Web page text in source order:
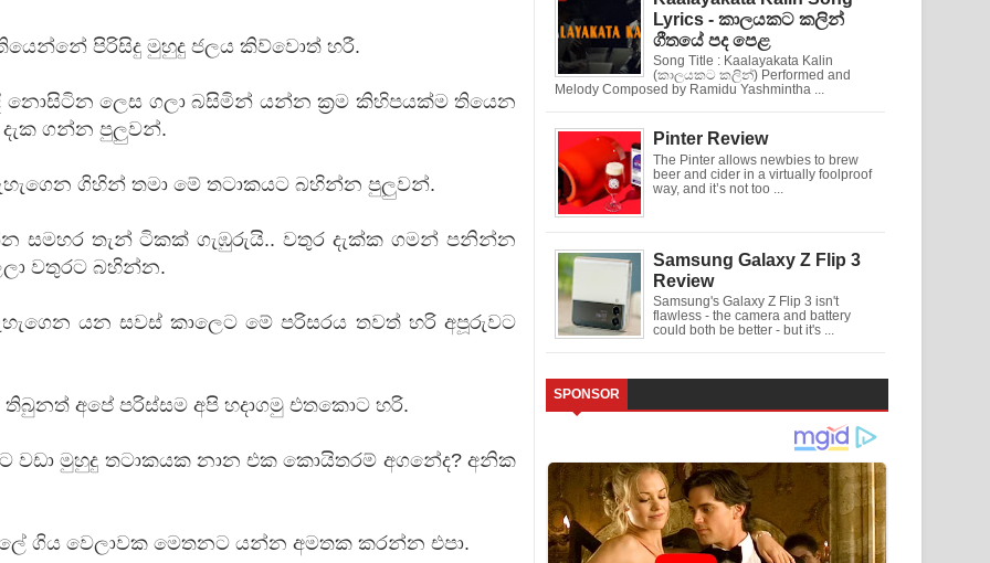
පද පෙළ
පිරිසිදු මුහුදු ජලය කිව්වොත් හරී.
නොසිටින ලෙස ගලා බසිමින් යන්න ක්‍රම කිහිපයක්ම තියෙන
ගන්න පුලුවන්.
ගිහින් තමා මේ තටාකයට බහින්න පුලුවන්.
සමහර තැන් ටිකක් ගැඹුරුයි.. වතුර දැක්ක ගමන් පනින්න
වතුරට බහින්න.
යන සවස් කාලෙට මේ පරිසරය තවත් හරි අපූරුවට
තිබුනත් අපේ පරිස්සම අපි හදාගමු එතකොට හරි.
වඩා මුහුදු තටාකයක නාන එක කොයිතරම් අගනේද? අනික
ගිය වෙලාවක මෙතනට යන්න අමතක කරන්න එපා.
Lyrics - කාලයකට කලින්
ගීතයේ පද පෙළ
Song Title : Kaalayakata Kalin
(කාලයකට කලින්) Performed and
Melody Composed by Ramidu Yashmintha ...
Pinter Review
The Pinter allows newbies to brew
beer and cider in a virtually foolproof
way, and it’s not too ...
Samsung Galaxy Z Flip 3
Review
Samsung's Galaxy Z Flip 3 isn't
flawless - the camera and battery
could both be better - but it's ...
SPONSOR